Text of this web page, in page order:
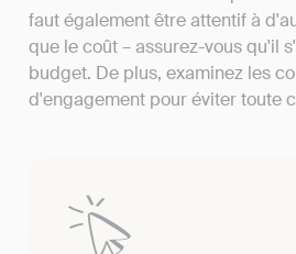
faut également être attentif à
que le coût – assurez-vous qu'il
budget. De plus, examinez les
d'engagement pour éviter toute